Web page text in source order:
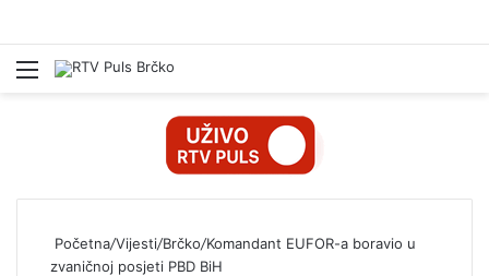
Izbornik
Početna/Vijesti/Brčko/Komandant EUFOR-a boravio u
zvaničnoj posjeti PBD BiH